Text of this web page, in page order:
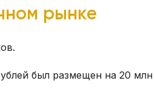
рынке
был размещен на 20 млн